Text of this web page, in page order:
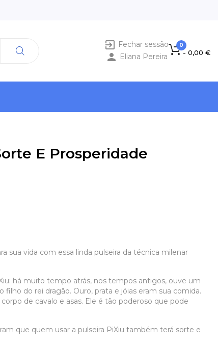
0
- 0,00 €
 Fechar sessão
 Eliana Pereira
E Prosperidade
sua vida com essa linda pulseira da técnica milenar
há muito tempo atrás, nos tempos antigos, ouve um
filho do rei dragão. Ouro, prata e jóias eram sua comida.
de cavalo e asas. Ele é tão poderoso que pode
que quem usar a pulseira PiXiu também terá sorte e